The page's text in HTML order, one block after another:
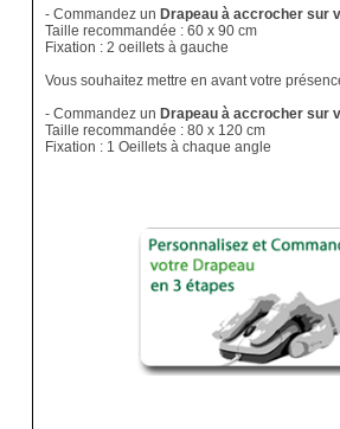
- Commandez un Drapeau à accrocher sur
Taille recommandée : 60 x 90 cm
Fixation : 2 oeillets à gauche
Vous souhaitez mettre en avant votre
- Commandez un Drapeau à accrocher sur
Taille recommandée : 80 x 120 cm
Fixation : 1 Oeillets à chaque angle